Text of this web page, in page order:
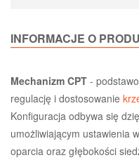
INFORMACJE O
Mechanizm CPT -
regulację i dostosowanie
Konfiguracja odbywa się
umożliwiającym ustawienia
oparcia oraz głębokości